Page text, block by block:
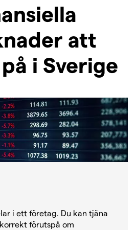
att
i Sverige
i ett företag. Du kan tjäna
förutspå om